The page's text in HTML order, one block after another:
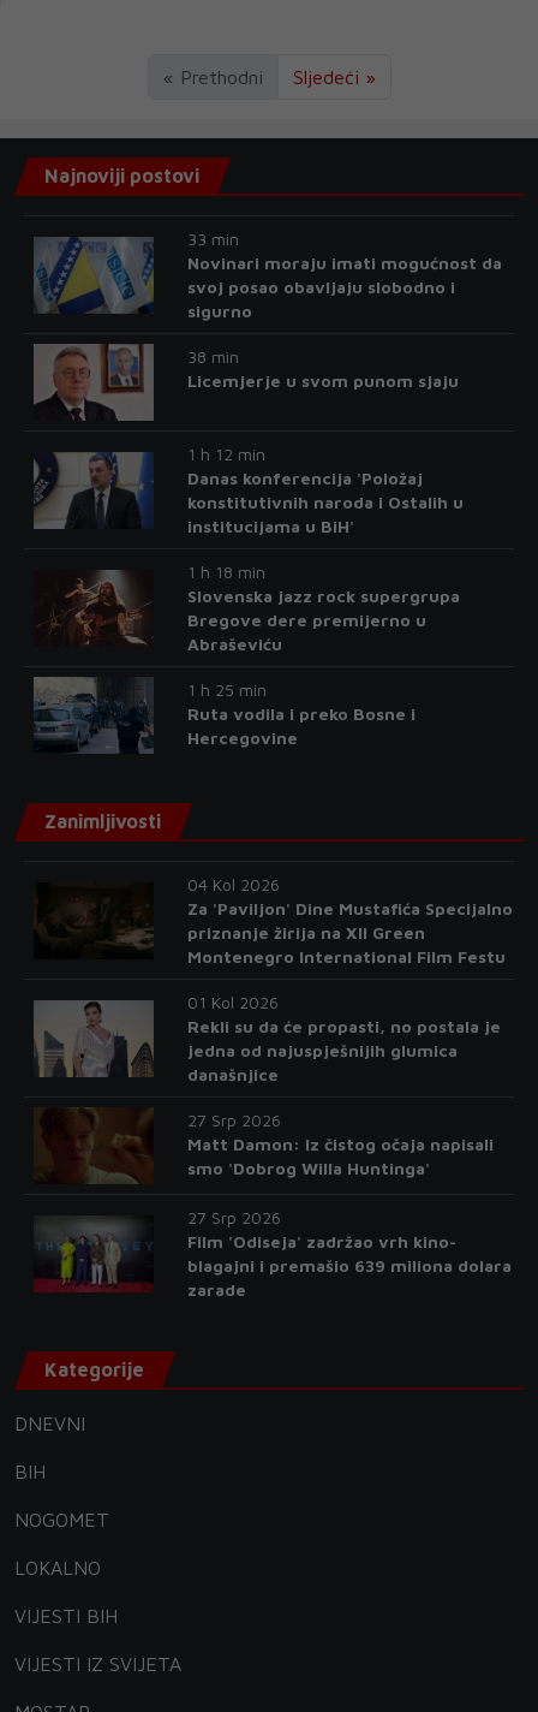
« Prethodni Sljedeći »
Najnoviji postovi
33 min
Novinari moraju imati mogućnost da
svoj posao obavljaju slobodno i
sigurno
38 min
Licemjerje u svom punom sjaju
1 h 12 min
Danas konferencija 'Položaj
konstitutivnih naroda i Ostalih u
institucijama u BiH'
1 h 18 min
Slovenska jazz rock supergrupa
Bregove dere premijerno u
Abraševiću
1 h 25 min
Ruta vodila i preko Bosne i
Hercegovine
Zanimljivosti
04 Kol 2026
Za 'Paviljon' Dine Mustafića Specijalno
priznanje žirija na XII Green
Montenegro International Film Festu
01 Kol 2026
Rekli su da će propasti, no postala je
jedna od najuspješnijih glumica
današnjice
27 Srp 2026
Matt Damon: Iz čistog očaja napisali
smo 'Dobrog Willa Huntinga'
27 Srp 2026
Film 'Odiseja' zadržao vrh kino-
blagajni i premašio 639 miliona dolara
zarade
Kategorije
DNEVNI
BIH
NOGOMET
LOKALNO
VIJESTI BIH
VIJESTI IZ SVIJETA